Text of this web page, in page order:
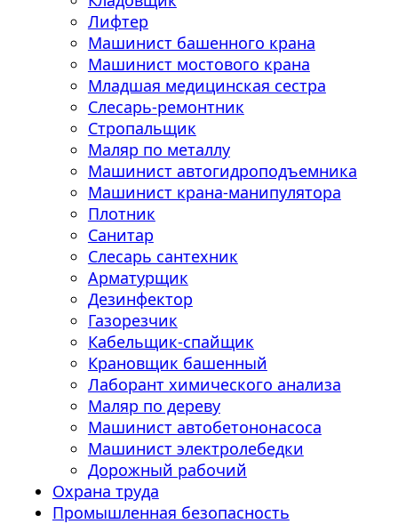
Лифтер
Машинист башенного крана
Машинист мостового крана
Младшая медицинская сестра
Слесарь-ремонтник
Стропальщик
Маляр по металлу
Машинист автогидроподъемника
Машинист крана-манипулятора
Плотник
Санитар
Слесарь сантехник
Арматурщик
Дезинфектор
Газорезчик
Кабельщик-спайщик
Крановщик башенный
Лаборант химического анализа
Маляр по дереву
Машинист автобетононасоса
Машинист электролебедки
Дорожный рабочий
Охрана труда
Промышленная безопасность